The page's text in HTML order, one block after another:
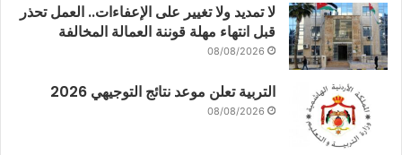
لا تمديد ولا تغيير على الإعفاءات.. العمل تحذر
قبل انتهاء مهلة قوننة العمالة المخالفة
08/08/2026
التربية تعلن موعد نتائج التوجيهي 2026
08/08/2026